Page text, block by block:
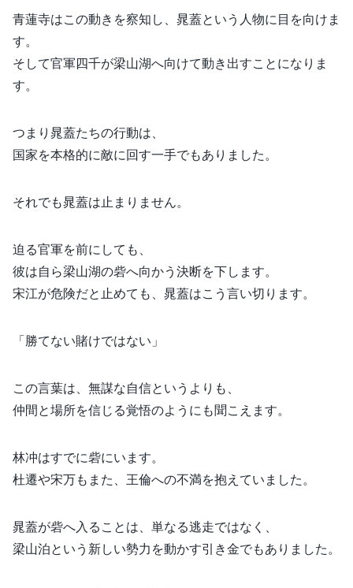
青蓮寺はこの動きを察知し、晁蓋という人物に目を向けま
す。
そして官軍四千が梁山湖へ向けて動き出すことになりま
す。
つまり晁蓋たちの行動は、
国家を本格的に敵に回す一手でもありました。
それでも晁蓋は止まりません。
迫る官軍を前にしても、
彼は自ら梁山湖の砦へ向かう決断を下します。
宋江が危険だと止めても、晁蓋はこう言い切ります。
「勝てない賭けではない」
この言葉は、無謀な自信というよりも、
仲間と場所を信じる覚悟のようにも聞こえます。
林冲はすでに砦にいます。
杜遷や宋万もまた、王倫への不満を抱えていました。
晁蓋が砦へ入ることは、単なる逃走ではなく、
梁山泊という新しい勢力を動かす引き金でもありました。